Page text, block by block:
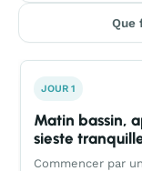
Que
JOUR 1
Matin bassin,
sieste
Commencer par